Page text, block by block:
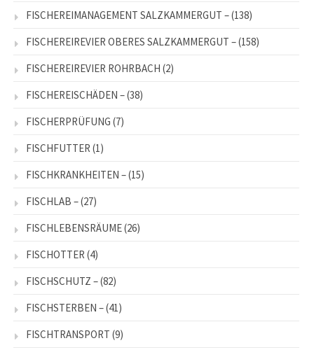
FISCHEREIMANAGEMENT SALZKAMMERGUT –(138)
FISCHEREIREVIER OBERES SALZKAMMERGUT –(158)
FISCHEREIREVIER ROHRBACH (2)
FISCHEREISCHÄDEN –(38)
FISCHERPRÜFUNG (7)
FISCHFUTTER (1)
FISCHKRANKHEITEN –(15)
FISCHLAB –(27)
FISCHLEBENSRÄUME(26)
FISCHOTTER (4)
FISCHSCHUTZ –(82)
FISCHSTERBEN –(41)
FISCHTRANSPORT (9)